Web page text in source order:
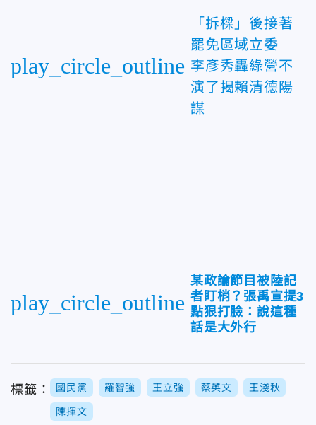
play_circle_outline
「拆樑」後接著
罷免區域立委
李彥秀轟綠營不
演了揭賴清德陽
謀
play_circle_outline
某政論節目被陸記
者盯梢？張禹宣提3
點狠打臉：說這種
話是大外行
標籤： 國民黨 羅智強 王立強 蔡英文 王淺秋
陳揮文